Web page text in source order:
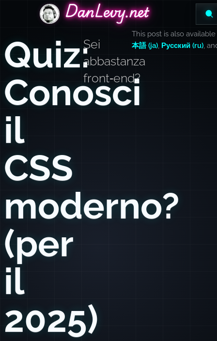
DanLevy.netDanLevy.net
DanLevy.net
Quiz:
Conosci
il
CSS
moderno?
(per
il
2025)
Sei
abbastanza
front‑end?
This post is also available
本語 (ja) Русский (ru) ,